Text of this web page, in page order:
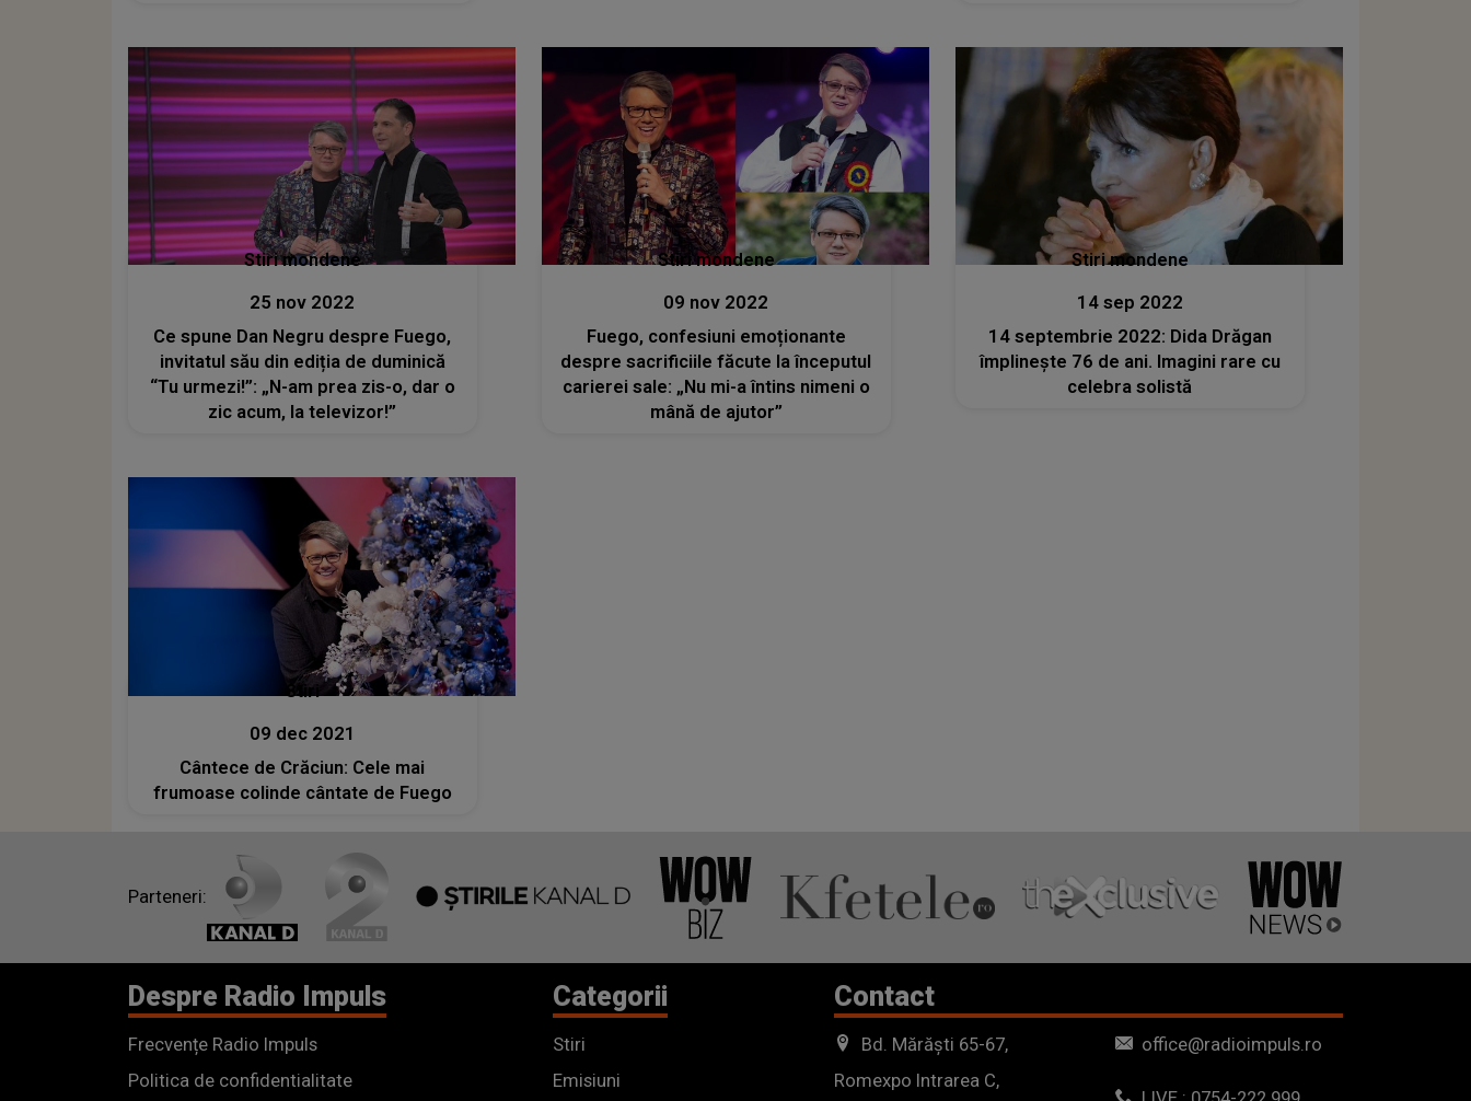
Stiri mondene
25 nov 2022
Ce spune Dan Negru despre Fuego,
invitatul său din ediția de duminică
“Tu urmezi!”: „N-am prea zis-o, dar o
zic acum, la televizor!”
Stiri mondene
09 nov 2022
Fuego, confesiuni emoționante
despre sacrificiile făcute la începutul
carierei sale: „Nu mi-a întins nimeni o
mână de ajutor”
Stiri mondene
14 sep 2022
14 septembrie 2022: Dida Drăgan
împlinește 76 de ani. Imagini rare cu
celebra solistă
Stiri
09 dec 2021
Cântece de Crăciun: Cele mai
frumoase colinde cântate de Fuego
Parteneri:
Despre Radio Impuls
Frecvențe Radio Impuls
Politica de confidentialitate
Categorii
Stiri
Emisiuni
Contact
Bd. Mărăști 65-67,
Romexpo Intrarea C,
office@radioimpuls.ro